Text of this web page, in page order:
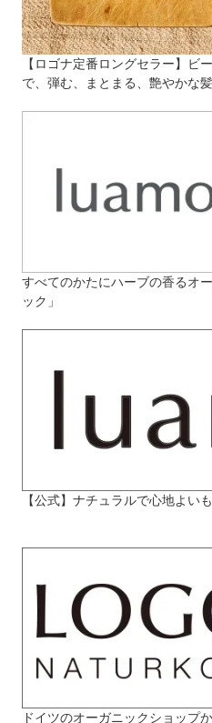
【ロゴナ定番ロングセラー】ビ
で、弾む、まとまる、艶やかな髪
すべてのかたにハーブの香るオ
ック」
【公式】ナチュラルで心地よい
ドイツのオーガニックショップ